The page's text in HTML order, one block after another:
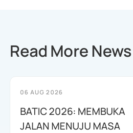
Read More News
06 AUG 2026
BATIC 2026: MEMBUKA
JALAN MENUJU MASA